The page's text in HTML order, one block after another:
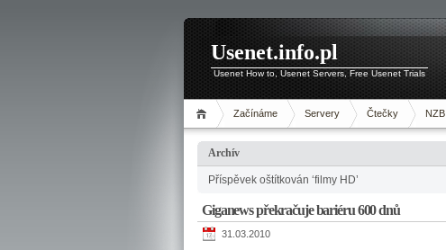
Usenet.info.pl
Usenet How to, Usenet Servers, Free Usenet Trials
Začínáme Servery Čtečky NZB
Archív
Příspěvek oštítkován ‘filmy HD’
Giganews překračuje bariéru 600 dnů
31.03.2010